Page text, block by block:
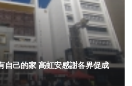
安感謝各界促成